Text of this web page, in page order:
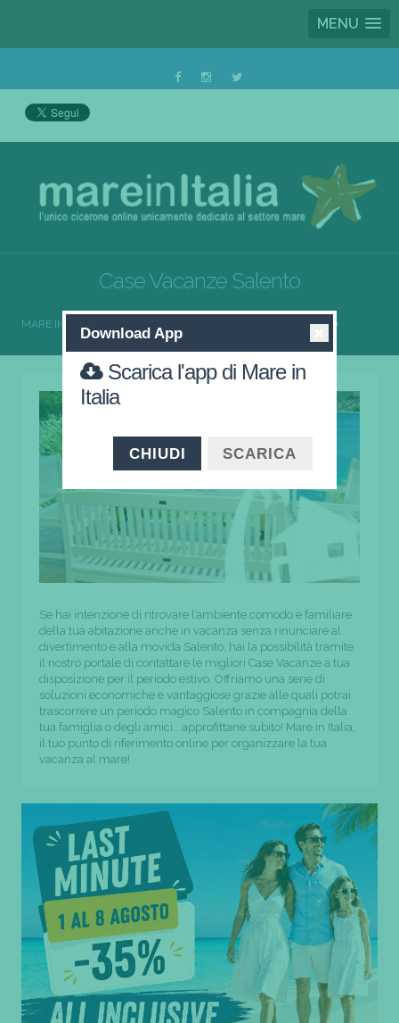
MENU
Case Vacanze Salento
MARE IN ITALIA CASE VACANZE SALENTO
Se hai intenzione di ritrovare l’ambiente comodo e familiare
della tua abitazione anche in vacanza senza rinunciare al
divertimento e alla movida Salento, hai la possibilità tramite
il nostro portale di contattare le migliori Case Vacanze a tua
disposizione per il periodo estivo. Offriamo una serie di
soluzioni economiche e vantaggiose grazie alle quali potrai
trascorrere un periodo magico Salento in compagnia della
tua famiglia o degli amici… approfittane subito! Mare in Italia,
il tuo punto di riferimento online per organizzare la tua
vacanza al mare!
Download App
Scarica l'app di Mare in
Italia
CHIUDI SCARICA